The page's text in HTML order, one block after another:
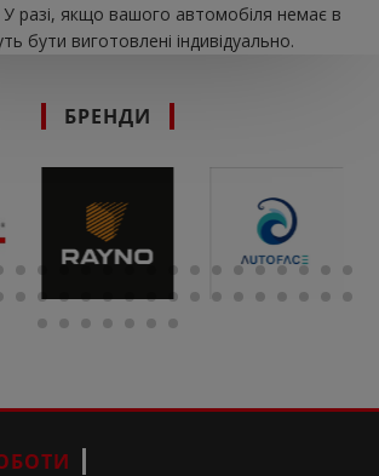
У разі, якщо вашого автомобіля немає в
бути виготовлені індивідуально.
БРЕНДИ